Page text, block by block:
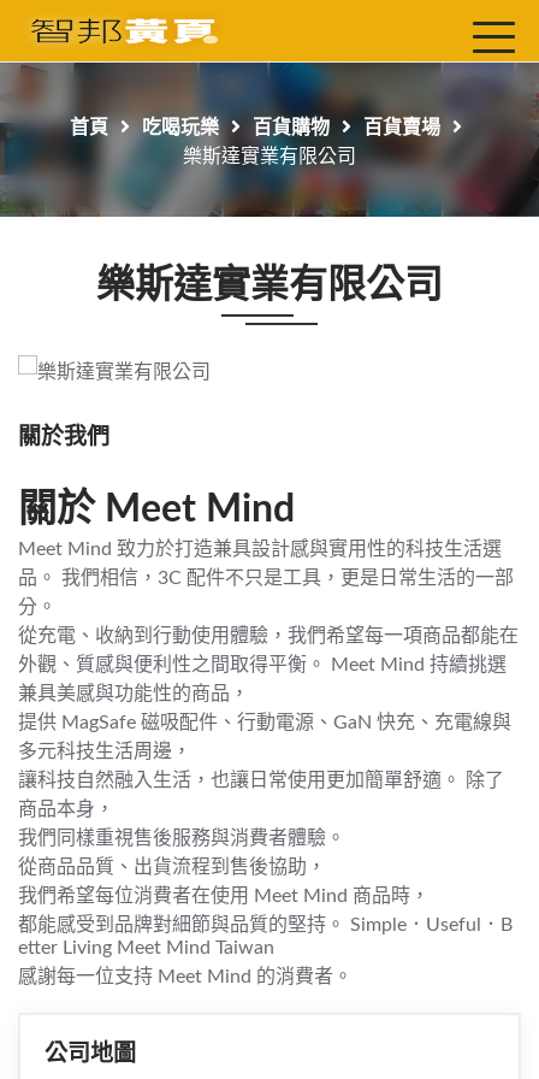
首頁
工商服務
免費刊登
首頁 吃喝玩樂 百貨購物
百貨賣場
樂斯達實業有限公司
樂斯達實業有限公司
關於我們
關於 Meet Mind
Meet Mind 致力於打造兼具設計感與實用性的科技生活選
品。 我們相信，3C 配件不只是工具，更是日常生活的一部
分。
從充電、收納到行動使用體驗，我們希望每一項商品都能在
外觀、質感與便利性之間取得平衡。 Meet Mind 持續挑選
兼具美感與功能性的商品，
提供 MagSafe 磁吸配件、行動電源、GaN 快充、充電線與
多元科技生活周邊，
讓科技自然融入生活，也讓日常使用更加簡單舒適。 除了
商品本身，
我們同樣重視售後服務與消費者體驗。
從商品品質、出貨流程到售後協助，
我們希望每位消費者在使用 Meet Mind 商品時，
都能感受到品牌對細節與品質的堅持。 Simple．Useful．B
etter Living Meet Mind Taiwan
感謝每一位支持 Meet Mind 的消費者。
公司地圖